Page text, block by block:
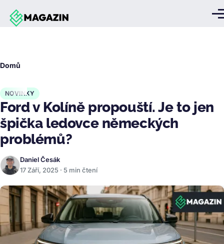
Přejít k hlavnímu obsahu
Domů
NOVINKY
Ford v Kolíně propouští. Je to jen
špička ledovce německých
problémů?
Daniel Česák
17 Září, 2025 · 5 min čtení